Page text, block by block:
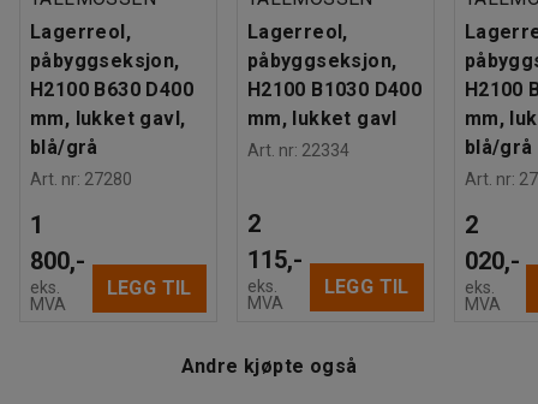
eller flere hylleseksjoner.
Du kan også kjøpe ekstra hyller, dører, skuffer og annet
smart tilbehør til hyllestativet, slik at du kan bygge en
reolløsning som passer perfekt for din arbeidsplass. Alt av
tilbehør selges separat.
Maksbelastning hylle (jevnt fordelt):
Gavl
Lukket gavl
Beregnet håndteringstid/person
Min
Vekt 19,7
Montering: Leveres umontert
Lagerreol,
påbyggseksjon,
H2100 B630 D400
mm, lukket gavl,
blå/grå
Art. nr: 27280
1
800,-
eks.
MVA
LEGG TIL
Lagerreol,
påbyggseksjon,
H2100 B1030 D400
mm, lukket gavl
Art. nr: 22334
2
115,-
eks.
MVA
LEGG TIL
H2100
mm,
blå/grå
Art. nr:
2
020,-
eks.
MVA
Andre kjøpte også